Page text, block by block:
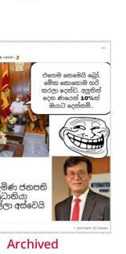
Archived